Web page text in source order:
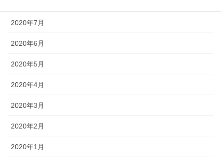
2020年7月
2020年6月
2020年5月
2020年4月
2020年3月
2020年2月
2020年1月